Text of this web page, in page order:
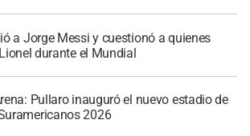
a Jorge Messi y cuestionó a quienes
durante el Mundial
Pullaro inauguró el nuevo estadio de
2026